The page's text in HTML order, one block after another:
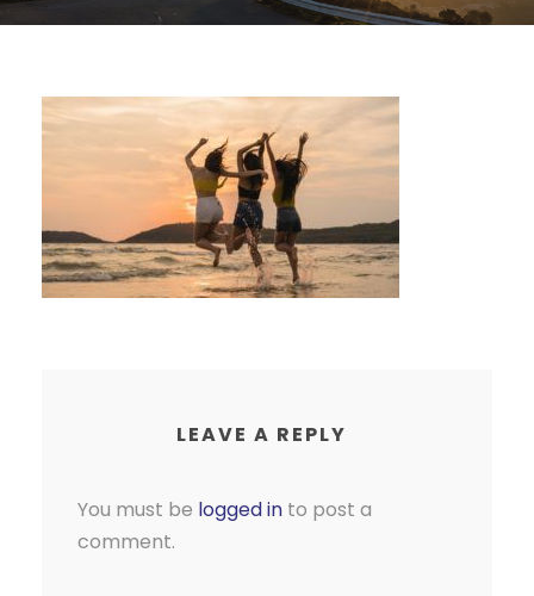
LEAVE A REPLY
You must be logged in to post a
comment.